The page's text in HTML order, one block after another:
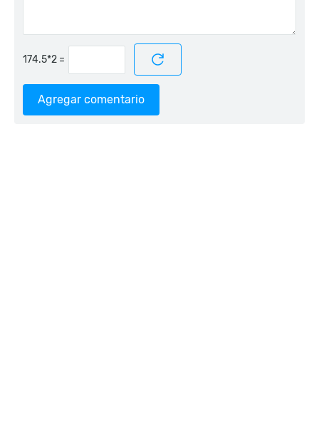
=
Agregar comentario